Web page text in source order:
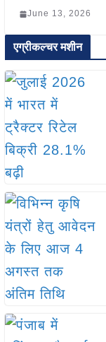
June 13, 2026
एग्रीकल्चर मशीन